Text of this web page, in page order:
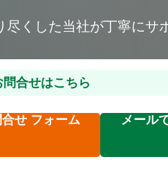
尽くした当社が丁寧にサ
問合せはこちら
せ フォーム メール